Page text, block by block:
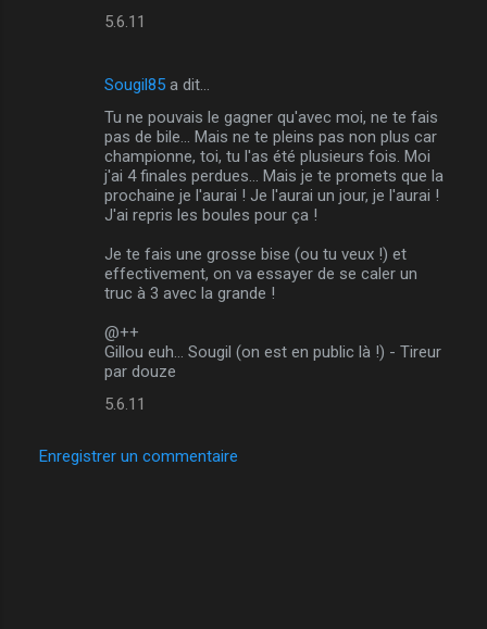
5.6.11
Sougil85 a dit…
Tu ne pouvais le gagner qu'avec moi, ne te fais
pas de bile... Mais ne te pleins pas non plus car
championne, toi, tu l'as été plusieurs fois. Moi
j'ai 4 finales perdues... Mais je te promets que la
prochaine je l'aurai ! Je l'aurai un jour, je l'aurai !
J'ai repris les boules pour ça !
Je te fais une grosse bise (ou tu veux !) et
effectivement, on va essayer de se caler un
truc à 3 avec la grande !
@++
Gillou euh... Sougil (on est en public là !) - Tireur
par douze
5.6.11
Enregistrer un commentaire